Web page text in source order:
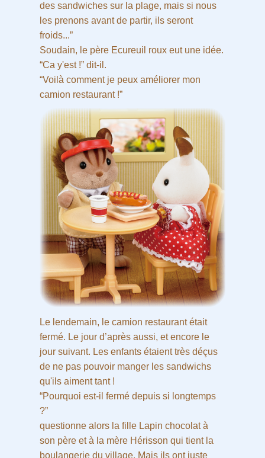
des sandwiches sur la plage, mais si nous
les prenons avant de partir, ils seront
froids...”
Soudain, le père Ecureuil roux eut une idée.
“Ca y'est !” dit-il.
“Voilà comment je peux améliorer mon
camion restaurant !”
Le lendemain, le camion restaurant était
fermé. Le jour d’après aussi, et encore le
jour suivant. Les enfants étaient très déçus
de ne pas pouvoir manger les sandwichs
qu'ils aiment tant !
“Pourquoi est-il fermé depuis si longtemps
?”
questionne alors la fille Lapin chocolat à
son père et à la mère Hérisson qui tient la
boulangerie du village. Mais ils ont juste